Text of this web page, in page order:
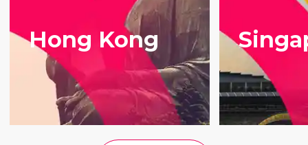
Hong Kong